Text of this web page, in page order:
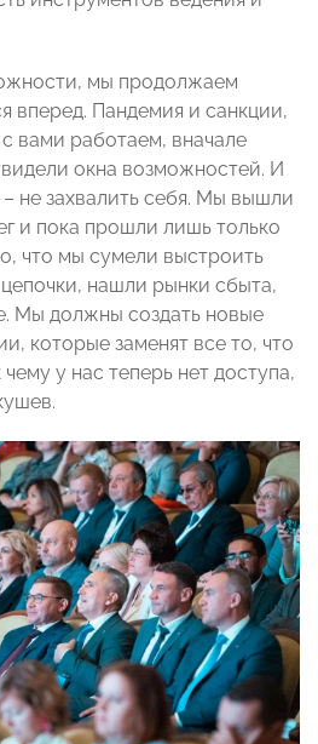
мы продолжаем
вперед. Пандемия и санкции,
вами работаем, вначале
окна возможностей. И
не захвалить себя. Мы вышли
и пока прошли лишь только
что мы сумели выстроить
нашли рынки сбыта,
Мы должны создать новые
которые заменят все то, что
у нас теперь нет доступа,